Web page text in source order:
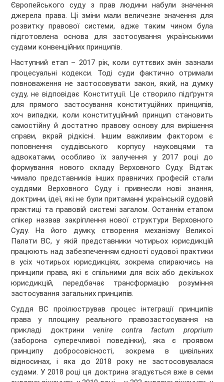
Європейського суду з прав людини набули значення
джерела права. Ці зміни мали величезне значення для
розвитку правової системи, адже таким чином була
підготовлена основа для застосування українськими
судами конвенційних принципів.
Наступний етап – 2017 рік, коли суттєвих змін зазнали
процесуальні кодекси. Тоді суди фактично отримали
повноваження не застосовувати закон, який, на думку
суду, не відповідає Конституції. Це створило підґрунтя
для прямого застосування конституційних принципів,
хоч випадки, коли конституційний принцип становить
самостійну й достатню правову основу для вирішення
справи, вкрай рідкісні. Іншим важливим фактором є
поповнення суддівського корпусу науковцями та
адвокатами, особливо їх залучення у 2017 році до
формування нового складу Верховного Суду. Відтак
чимало представників інших правничих професій стали
суддями Верховного Суду і привнесли нові знання,
доктрини, ідеї, які не були притаманні українській судовій
практиці та правовій системі загалом. Останнім етапом
спікер назвав закріплення нової структури Верховного
Суду. На його думку, створення механізму Великої
Палати ВС, у якій представники чотирьох юрисдикцій
працюють над забезпеченням єдності судової практики
в усіх чотирьох юрисдикціях, зокрема спираючись на
принципи права, які є спільними для всіх або декількох
юрисдикцій, передбачає трансформацію розуміння
застосування загальних принципів.
Суддя ВС проілюстрував процес інтеграції принципів
права у площину реального правозастосування на
прикладі доктрини venire contra factum proprium
(заборона суперечливої поведінки), яка є проявом
принципу добросовісності, зокрема в цивільних
відносинах, і яка до 2018 року не застосовувалася
судами. У 2018 році ця доктрина згадується вже в семи